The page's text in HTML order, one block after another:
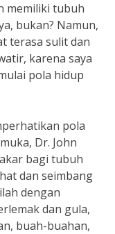
memiliki tubuh
bukan? Namun,
terasa sulit dan
karena saya
pola hidup
pola
Dr. John
bagi tubuh
dan seimbang
dengan
dan gula,
buah-buahan,